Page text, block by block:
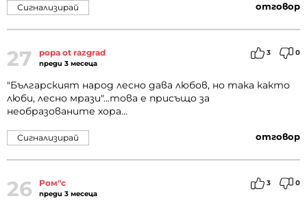
отговор
Сигнализирай
27 popa ot razgrad
преди 3 месеца
3 0
"Българският народ лесно дава любов, но така както
люби, лесно мрази"...това е присъщо за
необразованите хора...
отговор
Сигнализирай
26 Ром"с
преди 3 месеца
3 0